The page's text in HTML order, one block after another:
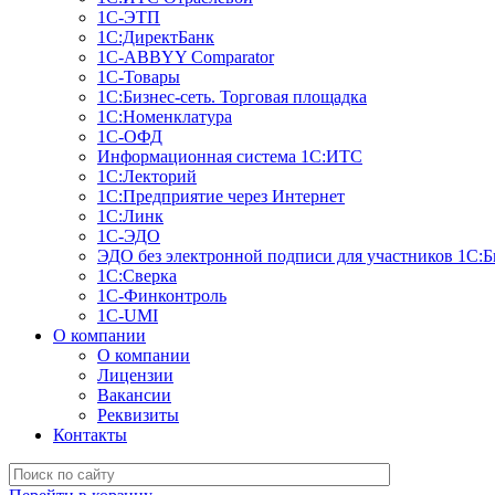
1С-ЭТП
1С:ДиректБанк
1C-ABBYY Comparator
1С-Товары
1С:Бизнес-сеть. Торговая площадка
1С:Номенклатура
1С-ОФД
Информационная система 1С:ИТС
1С:Лекторий
1С:Предприятие через Интернет
1С:Линк
1С-ЭДО
ЭДО без электронной подписи для участников
1С:Сверка
1С-Финконтроль
1C-UMI
О компании
О компании
Лицензии
Вакансии
Реквизиты
Контакты